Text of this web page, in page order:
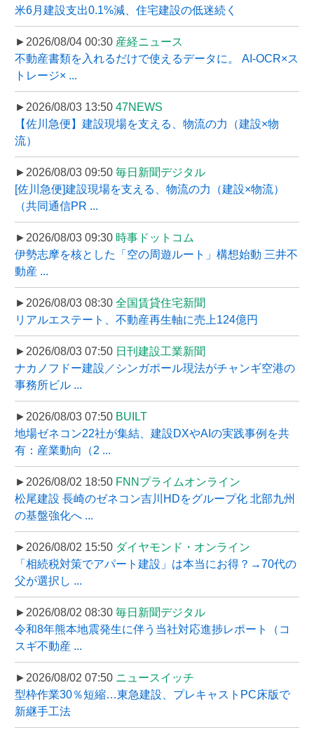
米6月建設支出0.1%減、住宅建設の低迷続く
►2026/08/04 00:30 産経ニュース
不動産書類を入れるだけで使えるデータに。 AI-OCR×ス
トレージ× ...
►2026/08/03 13:50 47NEWS
【佐川急便】建設現場を支える、物流の力（建設×物
流）
►2026/08/03 09:50 毎日新聞デジタル
[佐川急便]建設現場を支える、物流の力（建設×物流）
（共同通信PR ...
►2026/08/03 09:30 時事ドットコム
伊勢志摩を核とした「空の周遊ルート」構想始動 三井不
動産 ...
►2026/08/03 08:30 全国賃貸住宅新聞
リアルエステート、不動産再生軸に売上124億円
►2026/08/03 07:50 日刊建設工業新聞
ナカノフドー建設／シンガポール現法がチャンギ空港の
事務所ビル ...
►2026/08/03 07:50 BUILT
地場ゼネコン22社が集結、建設DXやAIの実践事例を共
有：産業動向（2 ...
►2026/08/02 18:50 FNNプライムオンライン
松尾建設 長崎のゼネコン吉川HDをグループ化 北部九州
の基盤強化へ ...
►2026/08/02 15:50 ダイヤモンド・オンライン
「相続税対策でアパート建設」は本当にお得？→70代の
父が選択し ...
►2026/08/02 08:30 毎日新聞デジタル
令和8年熊本地震発生に伴う当社対応進捗レポート（コ
スギ不動産 ...
►2026/08/02 07:50 ニュースイッチ
型枠作業30％短縮…東急建設、プレキャストPC床版で
新継手工法